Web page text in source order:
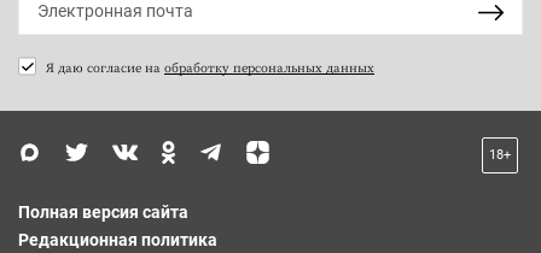
Я даю согласие на обработку персональных данных
18+
Полная версия сайта
Редакционная политика